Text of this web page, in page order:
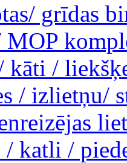
grīdas
MOP
kāti /
/ izlietņu/
/ katli /